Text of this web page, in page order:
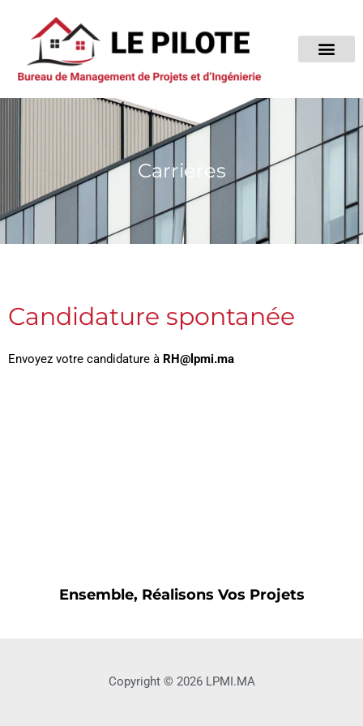
content
Carrières
Candidature spontanée
Envoyez votre candidature à RH@lpmi.ma
Ensemble, Réalisons Vos Projets
Copyright © 2026 LPMI.MA